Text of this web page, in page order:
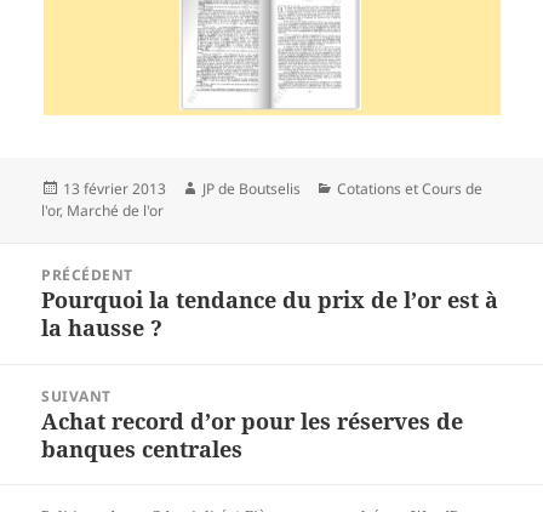
Publié
le
13 février 2013 Auteur
JP de Boutselis Catégories
Cotations et Cours de
l'or, Marché de l'or
l’article
PRÉCÉDENT
Article
précédent :
Pourquoi la tendance du prix de l’or est à
la hausse ?
SUIVANT
Article
suivant :
Achat record d’or pour les réserves de
banques centrales